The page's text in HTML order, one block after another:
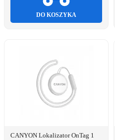
DO KOSZYKA
CANYON Lokalizator OnTag 1